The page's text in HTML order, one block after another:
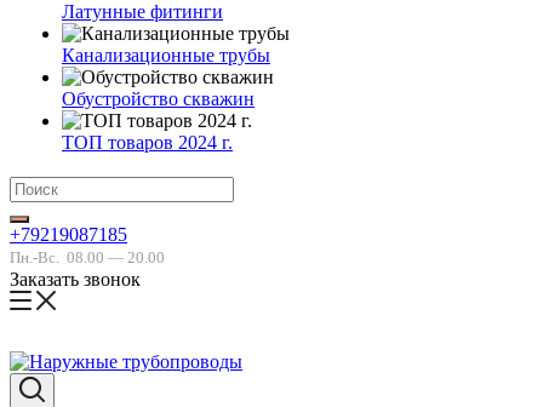
Латунные фитинги
Канализационные трубы
Обустройство скважин
ТОП товаров 2024 г.
+79219087185
Пн.-Вс. 08.00 — 20.00
Заказать звонок